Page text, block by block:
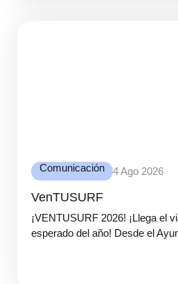
Comunicación 4 Ago 2026
VenTUSURF
¡VENTUSURF 2026! ¡Llega el
esperado del año! Desde el